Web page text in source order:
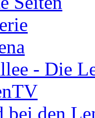
- Die
den